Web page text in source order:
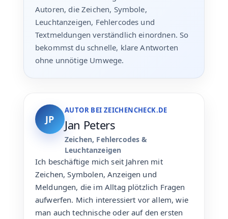
Autoren, die Zeichen, Symbole,
Leuchtanzeigen, Fehlercodes und
Textmeldungen verständlich einordnen. So
bekommst du schnelle, klare Antworten
ohne unnötige Umwege.
JP
AUTOR BEI ZEICHENCHECK.DE
Jan Peters
Zeichen, Fehlercodes &
Leuchtanzeigen
Ich beschäftige mich seit Jahren mit
Zeichen, Symbolen, Anzeigen und
Meldungen, die im Alltag plötzlich Fragen
aufwerfen. Mich interessiert vor allem, wie
man auch technische oder auf den ersten